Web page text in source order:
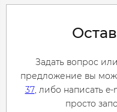
Задать вопрос
предложение вы
37, либо написать e-
просто